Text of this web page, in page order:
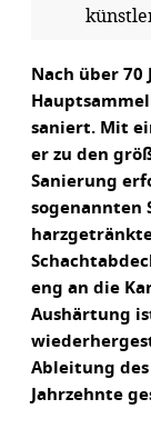
Nach über
saniert. Mit
er zu den
Sanierung
sogenannten
eng an die
Aushärtung
Ableitung des
Jahrzehnte